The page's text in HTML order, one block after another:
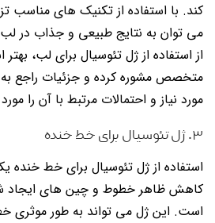
کند. با استفاده از تکنیک های مناسب
می توان به نتایج طبیعی و جذاب در
از استفاده از ژل تئوسیال برای لب،
متخصص مشوره کرده و جزئیات راجع به
مورد نیاز و احتمالات مرتبط با آن را
۳. ژل تئوسیال برای خط خنده
استفاده از ژل تئوسیال برای خط خنده
کاهش ظاهر خطوط و چین های ایجاد
است. این ژل می تواند به طور موثری